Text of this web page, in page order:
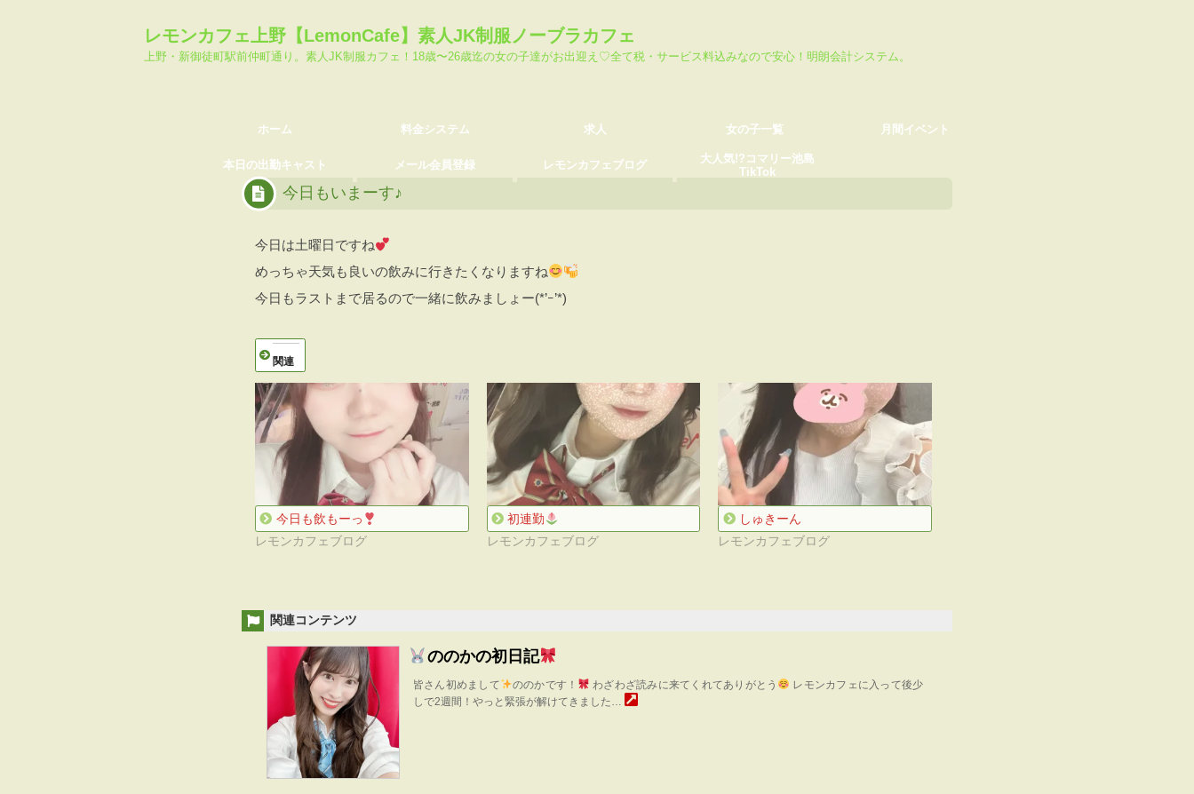
本日の出勤キャスト
メール会員登録 レモンカフェブログ
レモンカフェ上野【LemonCafe】素人JK制服ノーブラカフェ
上野・新御徒町駅前仲町通り。素人JK制服カフェ！18歳〜26歳迄の女の子達がお出迎え♡全て税・サービス料込みなので安心！明朗会計システム。
ホーム 料金システム 求人 女の子一覧 月間イベント
本日の出勤キャスト メール会員登録 レモンカフェブログ
大人気!?コマリー池島
TikTok
今日もいまーす♪
今日は土曜日ですね
めっちゃ天気も良いの飲みに行きたくなりますね
今日もラストまで居るので一緒に飲みましょー(*’ｰ’*)
関連
今日も飲もーっ
レモンカフェブログ
初連勤
レモンカフェブログ
しゅきーん
レモンカフェブログ
関連コンテンツ
ののかの初日記
皆さん初めまして ののかです！ わざわざ読みに来てくれてありがとう
レモンカフェに入って後少
しで2週間！やっと緊張が解けてきました…